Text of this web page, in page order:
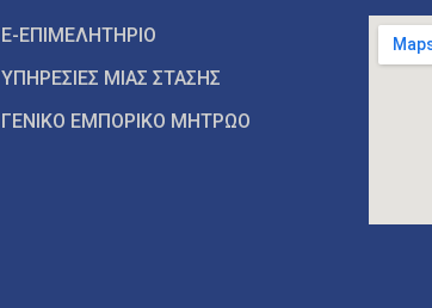
E-ΕΠΙΜΕΛΗΤΗΡΙΟ
ΥΠΗΡΕΣΙΕΣ ΜΙΑΣ ΣΤΑΣΗΣ
ΓΕΝΙΚΟ ΕΜΠΟΡΙΚΟ ΜΗΤΡΩΟ